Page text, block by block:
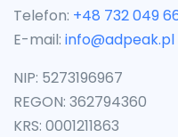
Telefon: +48 732 049
E-mail: info@adpeak.pl
NIP: 5273196967
REGON: 362794360
KRS: 0001211863